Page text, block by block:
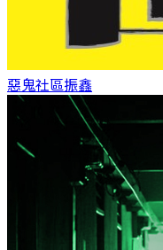
惡鬼社區振鑫